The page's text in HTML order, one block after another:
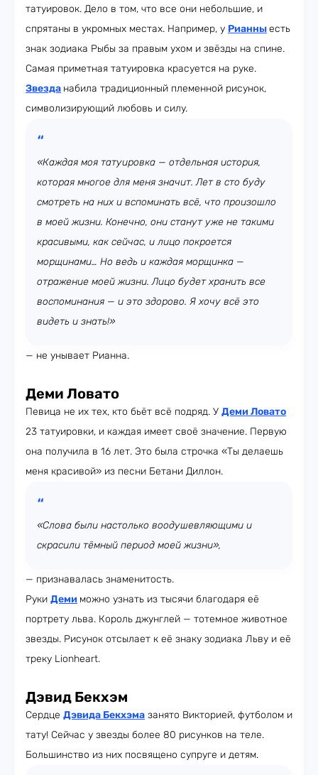
татуировок. Дело в том, что все они небольшие, и
спрятаны в укромных местах. Например, у Рианныесть
знак зодиака Рыбы за правым ухом и звёзды на спине.
Самая приметная татуировка красуется на руке.
Звезда набила традиционный племенной рисунок,
символизирующий любовь и силу.
«Каждая моя татуировка — отдельная история,
которая многое для меня значит. Лет в сто буду
смотреть на них и вспоминать всё, что произошло
в моей жизни. Конечно, они станут уже не такими
красивыми, как сейчас, и лицо покроется
морщинами… Но ведь и каждая морщинка —
отражение моей жизни. Лицо будет хранить все
воспоминания — и это здорово. Я хочу всё это
видеть и знать!»
— не унывает Рианна.
Деми Ловато
Певица не их тех, кто бьёт всё подряд. У Деми Ловато
23 татуировки, и каждая имеет своё значение. Первую
она получила в 16 лет. Это была строчка «Ты делаешь
меня красивой» из песни Бетани Диллон.
«Слова были настолько воодушевляющими и
скрасили тёмный период моей жизни»,
— признавалась знаменитость.
Руки Деми можно узнать из тысячи благодаря её
портрету льва. Король джунглей — тотемное животное
звезды. Рисунок отсылает к её знаку зодиака Льву и её
треку Lionheart.
Дэвид Бекхэм
Сердце Дэвида Бекхэма занято Викторией, футболом и
тату! Сейчас у звезды более 80 рисунков на теле.
Большинство из них посвящено супруге и детям.